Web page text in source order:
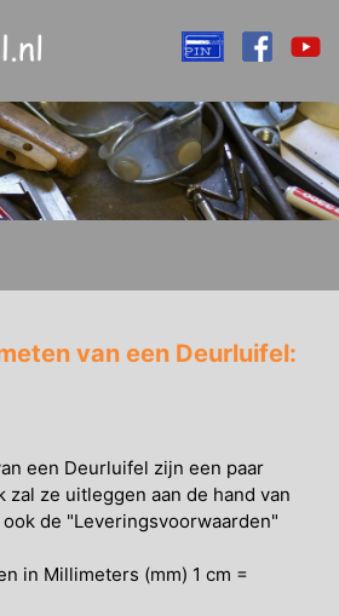
van een Deurluifel:
een Deurluifel zijn een paar
ze uitleggen aan de hand van
de "Leveringsvoorwaarden"
in Millimeters (mm) 1 cm =